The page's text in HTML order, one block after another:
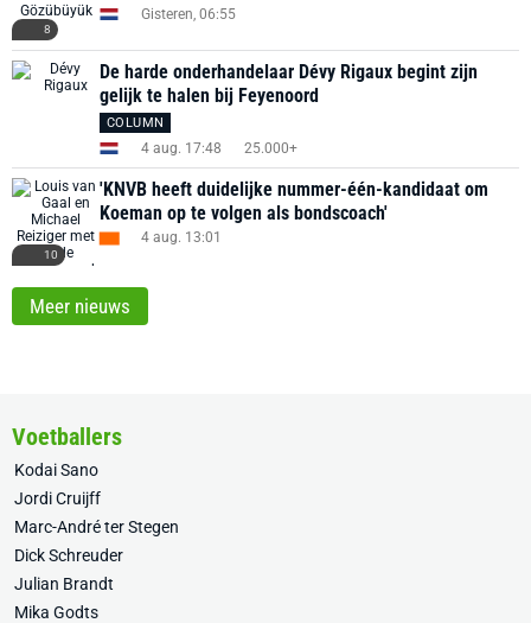
8
Gisteren, 06:55
De harde onderhandelaar Dévy Rigaux begint zijn
gelijk te halen bij Feyenoord
COLUMN
4 aug. 17:48 25.000+
10
'KNVB heeft duidelijke nummer-één-kandidaat om
Koeman op te volgen als bondscoach'
4 aug. 13:01
Meer nieuws
Voetballers
Kodai Sano
Jordi Cruijff
Marc-André ter Stegen
Dick Schreuder
Julian Brandt
Mika Godts